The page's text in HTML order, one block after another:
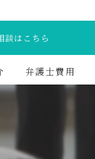
談はこちら
弁護士費用